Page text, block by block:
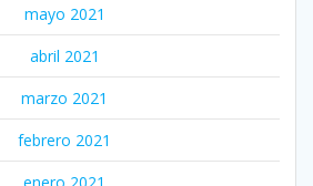
mayo 2021
abril 2021
marzo 2021
febrero 2021